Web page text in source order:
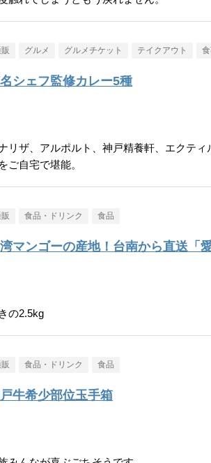
グルメ グルメチケット テイクアウト
シェフ監修カレー5種
リザ、アルポルト、神戸精養軒、エクテ
ご自宅で堪能。
食品・ドリンク 食品
マンゴーの産地！台南から直送「
の2.5kg
食品・ドリンク 食品
牛希少部位玉手箱